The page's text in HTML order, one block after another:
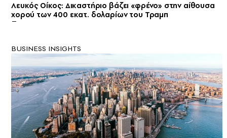
Λευκός Οίκος: Δικαστήριο βάζει «φρένο» στην αίθουσα
χορού των 400 εκατ. δολαρίων του Τραμπ
BUSINESS INSIGHTS